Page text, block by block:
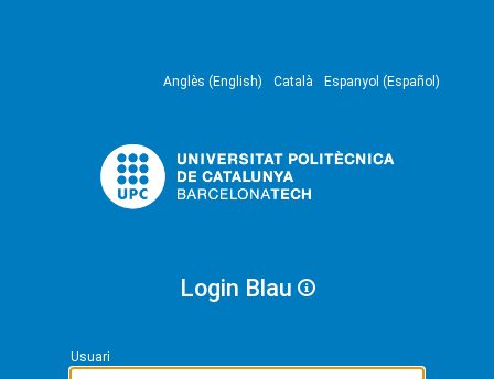
Anglès (English) Català Espanyol (Español)
Login Blau
Usuari